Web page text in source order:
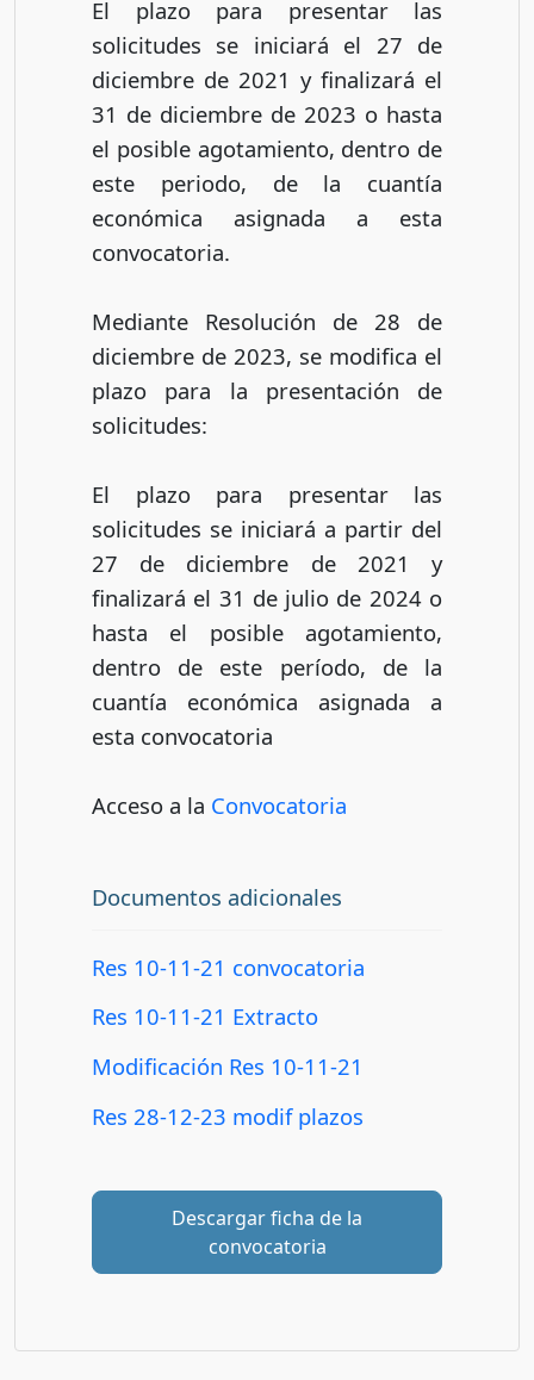
El plazo para presentar las
solicitudes se iniciará el 27 de
diciembre de 2021 y finalizará el
31 de diciembre de 2023 o hasta
el posible agotamiento, dentro de
este periodo, de la cuantía
económica asignada a esta
convocatoria.
Mediante Resolución de 28 de
diciembre de 2023, se modifica el
plazo para la presentación de
solicitudes:
El plazo para presentar las
solicitudes se iniciará a partir del
27 de diciembre de 2021 y
finalizará el 31 de julio de 2024 o
hasta el posible agotamiento,
dentro de este período, de la
cuantía económica asignada a
esta convocatoria
Acceso a la Convocatoria
Documentos adicionales
Res 10-11-21 convocatoria
Res 10-11-21 Extracto
Modificación Res 10-11-21
Res 28-12-23 modif plazos
Descargar ficha de la
convocatoria